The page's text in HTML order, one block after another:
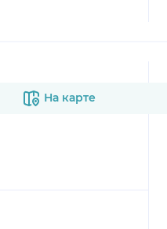
На карте